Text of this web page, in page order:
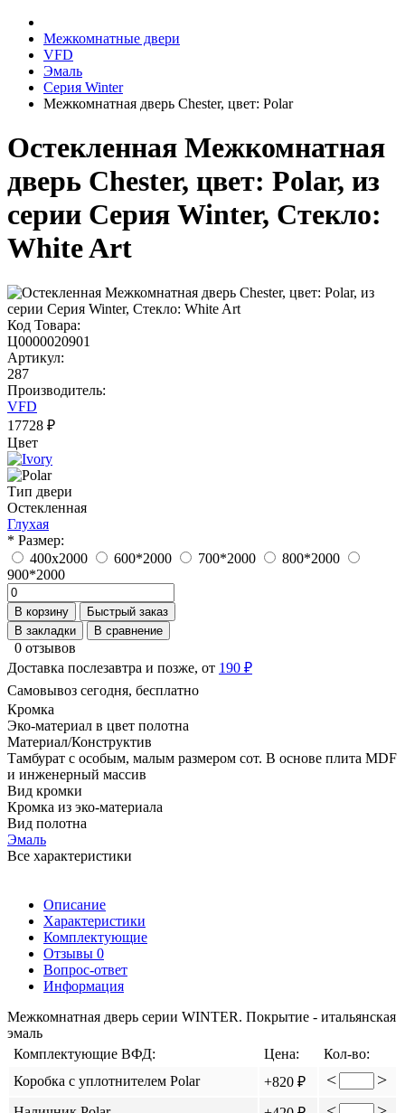
Межкомнатные двери
VFD
Эмаль
Серия Winter
Межкомнатная дверь Chester, цвет: Polar
Остекленная Межкомнатная
дверь Chester, цвет: Polar, из
серии Серия Winter, Стекло:
White Art
Код Товара:
Ц0000020901
Артикул:
287
Производитель:
VFD
17728 ₽
Цвет
Тип двери
Остекленная
Глухая
* Размер:
400x2000
600*2000 700*2000
800*2000
900*2000
В корзину
Быстрый заказ
В закладки
В сравнение
0 отзывов
Доставка послезавтра и позже, от 190 ₽
Самовывоз сегодня, бесплатно
Кромка
Эко-материал в цвет полотна
Материал/Конструктив
Тамбурат с особым, малым размером сот. В основе плита MDF
и инженерный массив
Вид кромки
Кромка из эко-материала
Вид полотна
Эмаль
Все характеристики
Описание
Характеристики
Комплектующие
Отзывы 0
Вопрос-ответ
Информация
Межкомнатная дверь серии WINTER. Покрытие - итальянская
эмаль
Комплектующие ВФД:
Цена:
Кол-во:
Коробка с уплотнителем Polar
+820 ₽ < >